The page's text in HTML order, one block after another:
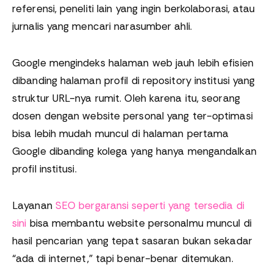
referensi, peneliti lain yang ingin berkolaborasi, atau
jurnalis yang mencari narasumber ahli.
Google mengindeks halaman web jauh lebih efisien
dibanding halaman profil di repository institusi yang
struktur URL-nya rumit. Oleh karena itu, seorang
dosen dengan website personal yang ter-optimasi
bisa lebih mudah muncul di halaman pertama
Google dibanding kolega yang hanya mengandalkan
profil institusi.
Layanan SEO bergaransi seperti yang tersedia di
sini bisa membantu website personalmu muncul di
hasil pencarian yang tepat sasaran bukan sekadar
“ada di internet,” tapi benar-benar ditemukan.